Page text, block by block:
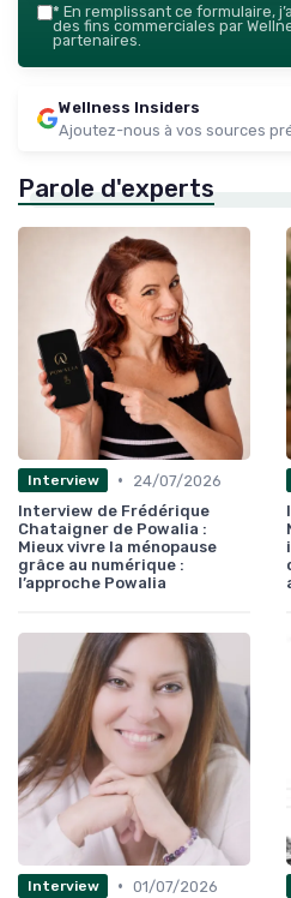
* En remplissant ce formulaire,
des fins commerciales par
partenaires.
Wellness Insiders
Ajoutez-nous à vos sources
Parole d'experts
Interview •
24/07/2026
Interview de Frédérique
Chataigner de Powalia :
Mieux vivre la ménopause
grâce au numérique :
l’approche Powalia
Interview • 01/07/2026